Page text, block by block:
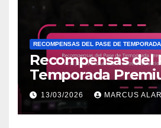
RECOMPENSAS DEL PASE DE TEMPORADA
Recompensas del
Temporada
Destiny 2:
exclusivos, Precios,
Instrucciones
13/03/2026 MARCUS